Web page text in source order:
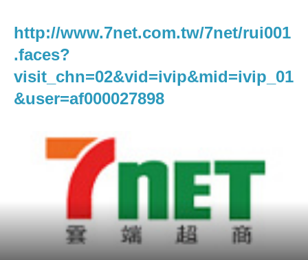
http://www.7net.com.tw/7net/rui001
.faces?
visit_chn=02&vid=ivip&mid=ivip_01
&user=af000027898